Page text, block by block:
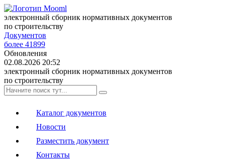
электронный сборник нормативных документов
по строительству
Документов
более 41899
Обновления
02.08.2026 20:52
электронный сборник нормативных документов
по строительству
Каталог документов
Новости
Разместить документ
Контакты